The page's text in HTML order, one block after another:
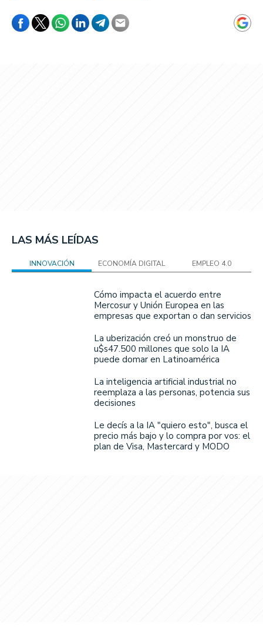
LAS MÁS LEÍDAS
INNOVACIÓN ECONOMÍA DIGITAL EMPLEO 4.0
Cómo impacta el acuerdo entre
Mercosur y Unión Europea en las
empresas que exportan o dan servicios
La uberización creó un monstruo de
u$s47.500 millones que solo la IA
puede domar en Latinoamérica
La inteligencia artificial industrial no
reemplaza a las personas, potencia sus
decisiones
Le decís a la IA "quiero esto", busca el
precio más bajo y lo compra por vos: el
plan de Visa, Mastercard y MODO